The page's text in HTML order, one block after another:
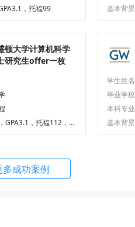
，托福99
基本背景
顿大学计算机科学
研究生offer一枚
GPA3.1，托福112，G
学生姓名
毕业学校
本科专业
基本背景
多成功案例